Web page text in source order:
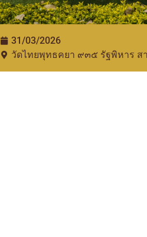
31/03/2026
วัดไทยพุทธคยา ๙๓๕​ รัฐพิหาร ส